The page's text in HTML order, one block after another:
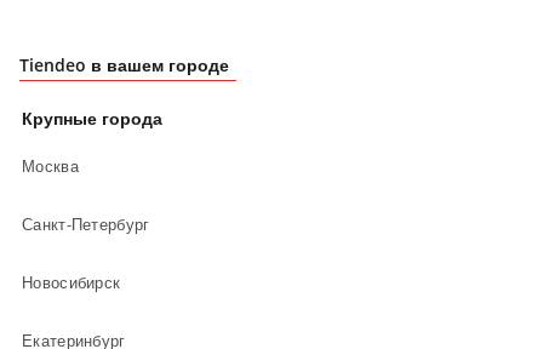
Tiendeo в вашем городе
Крупные города
Москва
Санкт-Петербург
Новосибирск
Екатеринбург